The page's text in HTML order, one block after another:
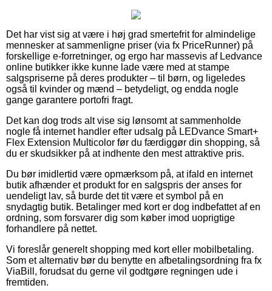
Det har vist sig at være i høj grad smertefrit for almindelige
mennesker at sammenligne priser (via fx PriceRunner) på
forskellige e-forretninger, og ergo har massevis af Ledvance
online butikker ikke kunne lade være med at stampe
salgspriserne på deres produkter – til børn, og ligeledes
også til kvinder og mænd – betydeligt, og endda nogle
gange garantere portofri fragt.
Det kan dog trods alt vise sig lønsomt at sammenholde
nogle få internet handler efter udsalg på LEDvance Smart+
Flex Extension Multicolor før du færdiggør din shopping, så
du er skudsikker på at indhente den mest attraktive pris.
Du bør imidlertid være opmærksom på, at ifald en internet
butik afhænder et produkt for en salgspris der anses for
uendeligt lav, så burde det tit være et symbol på en
snydagtig butik. Betalinger med kort er dog indbefattet af en
ordning, som forsvarer dig som køber imod uoprigtige
forhandlere på nettet.
Vi foreslår generelt shopping med kort eller mobilbetaling.
Som et alternativ bør du benytte en afbetalingsordning fra fx
ViaBill, forudsat du gerne vil godtgøre regningen ude i
fremtiden.